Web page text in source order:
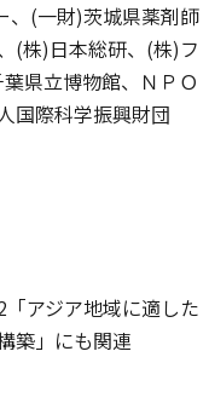
、(一財)茨城県薬剤師
(株)日本総研、(株)フ
県立博物館、ＮＰＯ
国際科学振興財団
アジア地域に適した
築」にも関連